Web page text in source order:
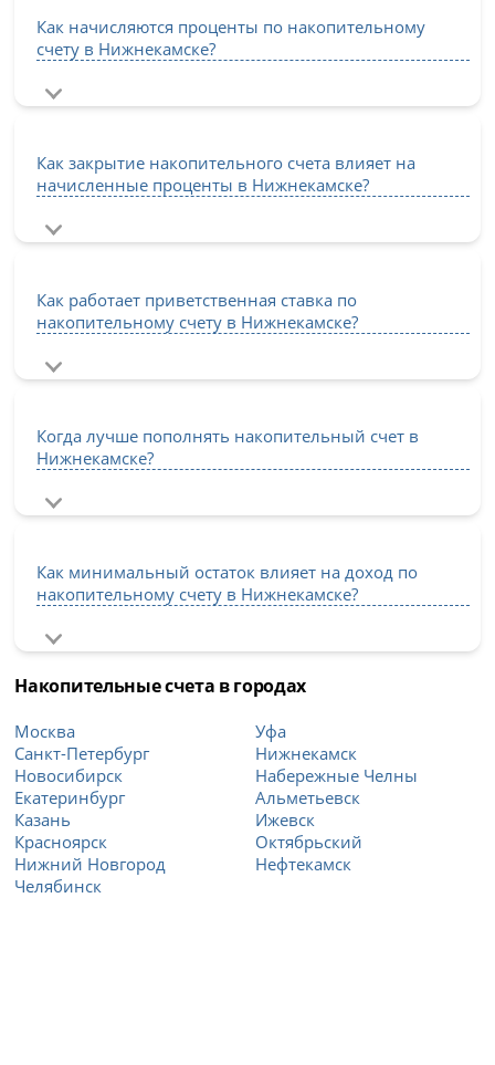
Как начисляются проценты по накопительному
счету в Нижнекамске?
Как закрытие накопительного счета влияет на
начисленные проценты в Нижнекамске?
Как работает приветственная ставка по
накопительному счету в Нижнекамске?
Когда лучше пополнять накопительный счет в
Нижнекамске?
Как минимальный остаток влияет на доход по
накопительному счету в Нижнекамске?
Накопительные счета в городах
Москва
Санкт-Петербург
Новосибирск
Екатеринбург
Казань
Красноярск
Нижний Новгород
Челябинск
Уфа
Нижнекамск
Набережные Челны
Альметьевск
Ижевск
Октябрьский
Нефтекамск